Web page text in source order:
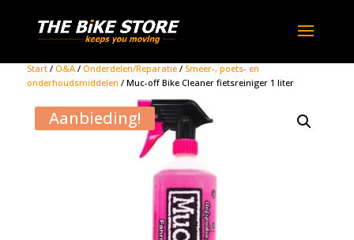
Start/ O&A/ Onderdelen/Reparatie/ Smeer-, poets- en
onderhoudsmiddelen / Muc-off Bike Cleaner fietsreiniger 1 liter
Aanbieding!